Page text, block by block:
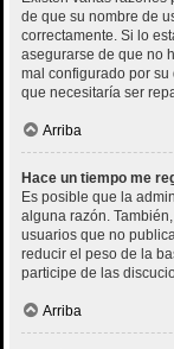
de que su nombre de
correctamente. Si lo
asegurarse de que no
mal configurado por
que necesitaría ser
Arriba
Hace un tiempo me
Es posible que la
alguna razón.
usuarios que no
reducir el peso de la
participe de las
Arriba